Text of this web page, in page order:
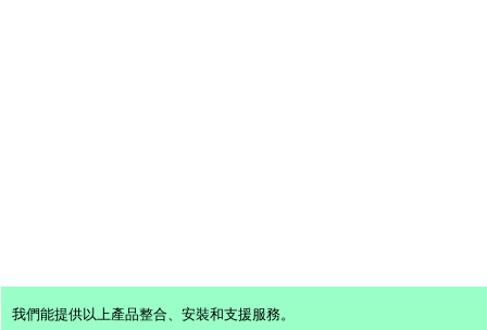
我們能提供以上產品整合、安裝和支援服務。